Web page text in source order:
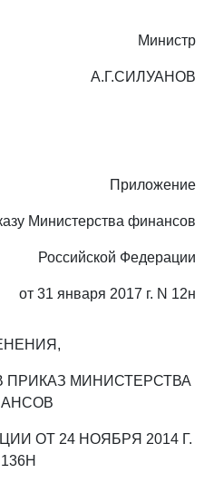
Министр
А.Г.СИЛУАНОВ
Приложение
Министерства финансов
Российской Федерации
от 31 января 2017 г. N 12н
ПРИКАЗ МИНИСТЕРСТВА
ОТ 24 НОЯБРЯ 2014 Г.